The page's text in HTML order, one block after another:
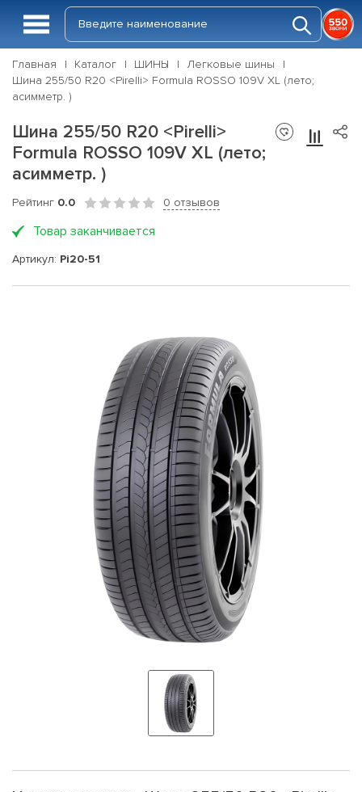
Главная Каталог ШИНЫ
Легковые шины
Шина 255/50 R20 <Pirelli> Formula ROSSO 109V XL (лето;
асимметр. )
Шина 255/50 R20 <Pirelli>
Formula ROSSO 109V XL (лето;
асимметр. )
Рейтинг 0.0 0 отзывов
Товар заканчивается
Артикул: Pi20-51